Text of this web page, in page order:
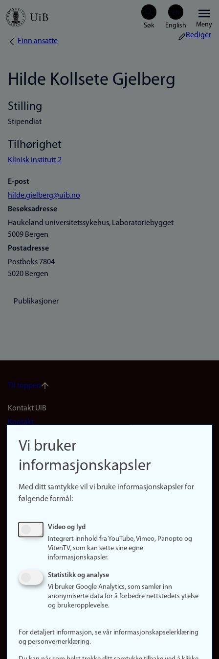
Hopp
Meny
Navigasjonssti
Finn ansatte
Rediger
Hilde Kollsete Gjelberg
Stilling
Stipendiat
Tilhørighet
Klinisk institutt 2
E-post
hilde.gjelberg@uib.no
Besøksadresse
Haukeland universitetssykehus, Laboratoriebygget
5009 Bergen
Postadresse
Postboks 7804
5020 Bergen
Publikasjoner
Til toppen
Footer
(no)
Kontakt UiB
Kontakt
Finn forsker
Presse
Finn studier
Ledige stillinger
Om nettstedet
Informasjonskapsler
Personvern
Vi bruker
informasjonskapsler
Med ditt samtykke vil vi bruke informasjonskapsler for
følgende formål:
Video og lyd
Integrert innhold fra YouTube, Vimeo, Panopto og
VitenTV, som kan sette sine egne
informasjonskapsler.
Statistikk og analyse
Vi bruker Google Analytics, som samler inn
anonymiserte data for å forbedre nettstedets ytelse
og brukeropplevelse.
For detaljert informasjon, se vår informasjonskapselerklæring
og personvernerklæring.